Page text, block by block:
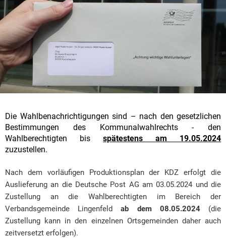
Die Wahlbenachrichtigungen sind – nach den gesetzlichen
Bestimmungen des Kommunalwahlrechts - den
Wahlberechtigten bis
spätestens am 19.05.2024
zuzustellen.
Nach dem vorläufigen Produktionsplan der KDZ erfolgt die
Auslieferung an die Deutsche Post AG am 03.05.2024 und die
Zustellung an die Wahlberechtigten im Bereich der
Verbandsgemeinde Lingenfeldab dem 08.05.2024 (die
Zustellung kann in den einzelnen Ortsgemeinden daher auch
zeitversetzt erfolgen).